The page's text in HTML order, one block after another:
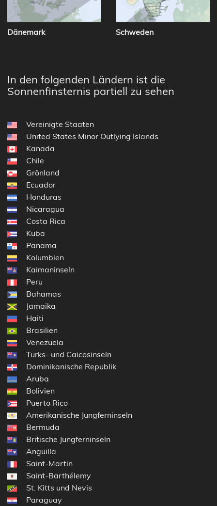
Dänemark Schweden
In den folgenden Ländern ist die
Sonnenfinsternis partiell zu sehen
Vereinigte Staaten
United States Minor Outlying Islands
Kanada
Chile
Grönland
Ecuador
Honduras
Nicaragua
Costa Rica
Kuba
Panama
Kolumbien
Kaimaninseln
Peru
Bahamas
Jamaika
Haiti
Brasilien
Venezuela
Turks- und Caicosinseln
Dominikanische Republik
Aruba
Bolivien
Puerto Rico
Amerikanische Jungferninseln
Bermuda
Britische Jungferninseln
Anguilla
Saint-Martin
Saint-Barthélemy
St. Kitts und Nevis
Paraguay